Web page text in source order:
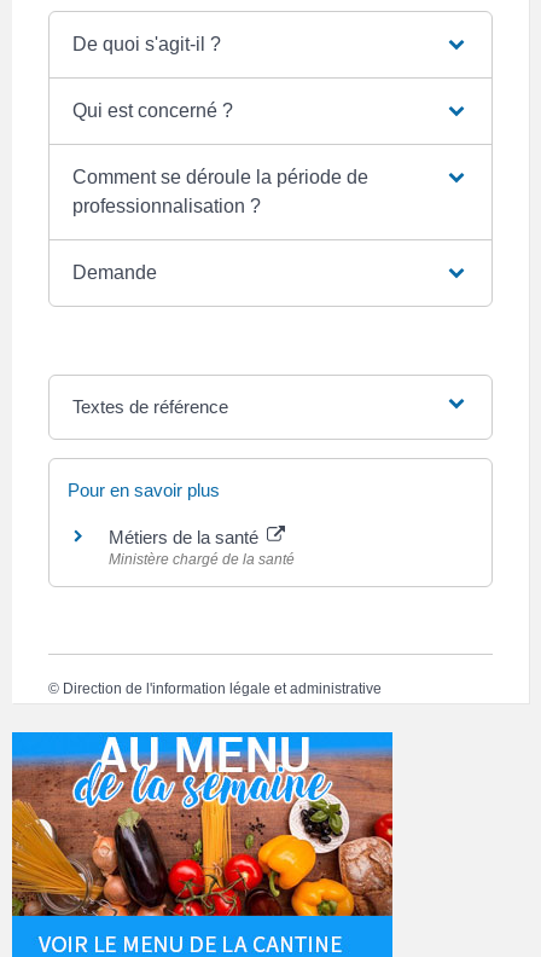
De quoi s'agit-il ?
Qui est concerné ?
Comment se déroule la période de
professionnalisation ?
Demande
Textes de référence
Pour en savoir plus
Métiers de la santé
Ministère chargé de la santé
© Direction de l'information légale et administrative